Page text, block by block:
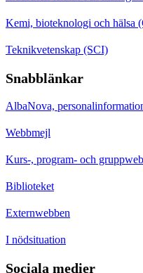
Kemi, bioteknologi och hälsa
Teknikvetenskap (SCI)
Snabblänkar
AlbaNova,
Webbmejl
Kurs-, program- och
Biblioteket
Externwebben
I nödsituation
Sociala medier